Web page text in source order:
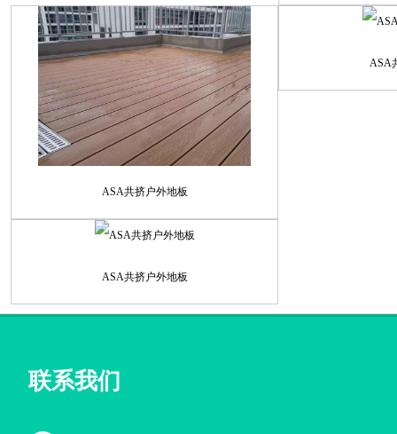
ASA共挤户外地板
ASA
ASA共挤户外地板
联系我们